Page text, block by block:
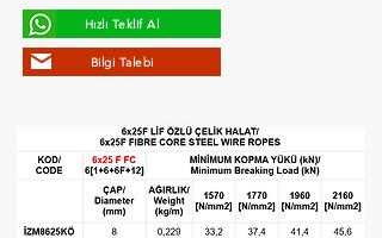
Hızlı Teklif Al
Bilgi Talebi